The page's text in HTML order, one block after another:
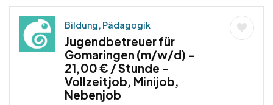
Bildung, Pädagogik
Jugendbetreuer für
Gomaringen (m/w/d) –
21,00 € / Stunde –
Vollzeitjob, Minijob,
Nebenjob